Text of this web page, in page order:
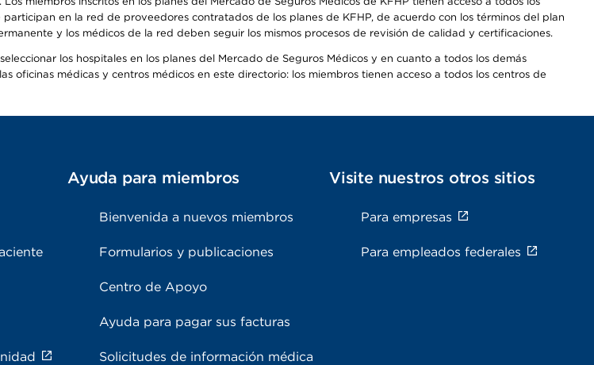
en la red de proveedores contratados de los planes de KFHP, de acuerdo con los términos del plan
y los médicos de la red deben seguir los mismos procesos de revisión de calidad y certificaciones.
los hospitales en los planes del Mercado de Seguros Médicos y en cuanto a todos los demás
oficinas médicas y centros médicos en este directorio: los miembros tienen acceso a todos los centros de
Ayuda para miembros
Bienvenida a nuevos miembros
Formularios y publicaciones
Centro de Apoyo
Ayuda para pagar sus facturas
Solicitudes de información médica
Visite nuestros otros sitios
Para empresas
Para empleados federales